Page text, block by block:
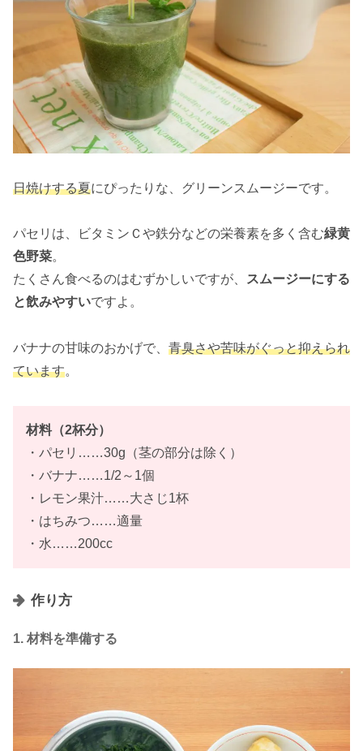
日焼けする夏にぴったりな、グリーンスムージーです。
パセリは、ビタミンＣや鉄分などの栄養素を多く含む緑黄
色野菜。
たくさん食べるのはむずかしいですが、
スムージーにする
と飲みやすいですよ。
バナナの甘味のおかげで、 青臭さや苦味がぐっと抑えられ
ています。
材料（2杯分）
・パセリ……30g（茎の部分は除く）
・バナナ……1/2～1個
・レモン果汁……大さじ1杯
・はちみつ……適量
・水……200cc
作り方
1. 材料を準備する